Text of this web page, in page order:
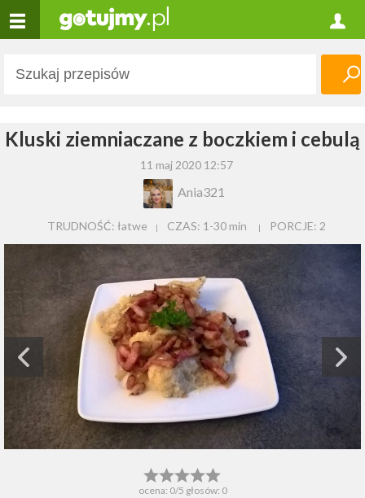
Kluski ziemniaczane z boczkiem i cebulą
11 maj 2020 12:57
Ania321
TRUDNOŚĆ: łatwe CZAS: 1-30 min PORCJE: 2
ocena: 0/5 głosów: 0